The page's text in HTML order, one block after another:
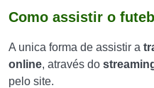
Como assistir o
A unica forma de assistir a
online, através do
pelo site.